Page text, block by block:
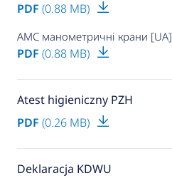
PDF (0.88 MB)
AMC манометричні крани [UA]
PDF (0.88 MB)
Atest higieniczny PZH
PDF (0.26 MB)
Deklaracja KDWU